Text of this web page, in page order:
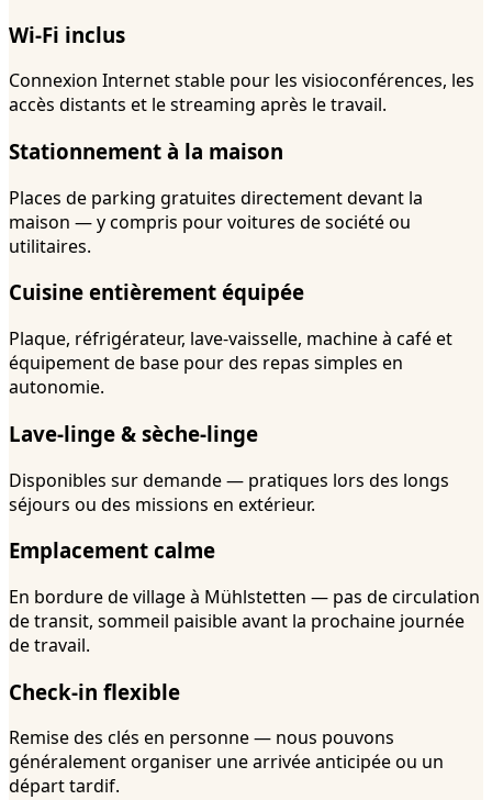
Wi-Fi inclus
Connexion Internet stable pour les visioconférences, les
accès distants et le streaming après le travail.
Stationnement à la maison
Places de parking gratuites directement devant la
maison — y compris pour voitures de société ou
utilitaires.
Cuisine entièrement équipée
Plaque, réfrigérateur, lave-vaisselle, machine à café et
équipement de base pour des repas simples en
autonomie.
Lave-linge & sèche-linge
Disponibles sur demande — pratiques lors des longs
séjours ou des missions en extérieur.
Emplacement calme
En bordure de village à Mühlstetten — pas de circulation
de transit, sommeil paisible avant la prochaine journée
de travail.
Check-in flexible
Remise des clés en personne — nous pouvons
généralement organiser une arrivée anticipée ou un
départ tardif.